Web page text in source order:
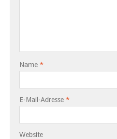
Name *
E-Mail-Adresse *
Website